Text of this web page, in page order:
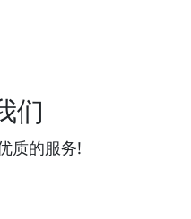
们
质的服务!